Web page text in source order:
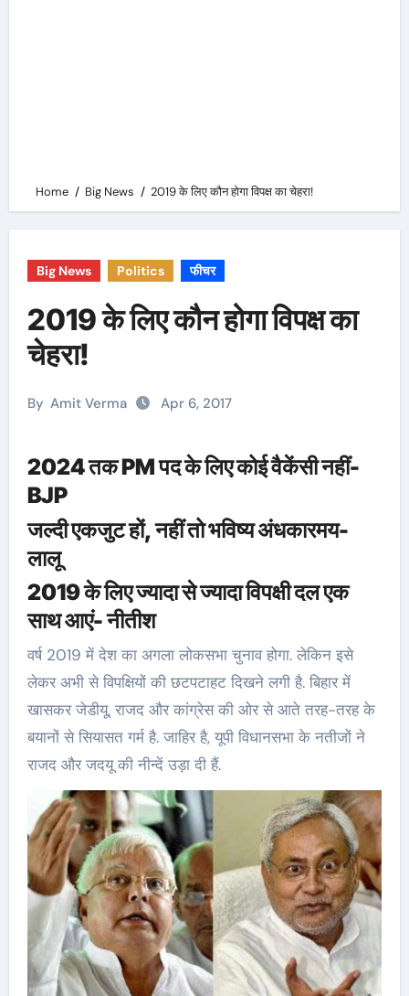
Home Big News 2019 के लिए कौन होगा विपक्ष का चेहरा!
Big News Politics फीचर
2019 के लिए कौन होगा विपक्ष का
चेहरा!
By Amit Verma Apr 6, 2017
2024 तक PM पद के लिए कोई वैकेंसी नहीं-
BJP
जल्दी एकजुट हों, नहीं तो भविष्य अंधकारमय-
लालू
2019 के लिए ज्यादा से ज्यादा विपक्षी दल एक
साथ आएं- नीतीश
वर्ष 2019 में देश का अगला लोकसभा चुनाव होगा. लेकिन इसे
लेकर अभी से विपक्षियों की छटपटाहट दिखने लगी है. बिहार में
खासकर जेडीयू, राजद और कांग्रेस की ओर से आते तरह-तरह के
बयानों से सियासत गर्म है. जाहिर है, यूपी विधानसभा के नतीजों ने
राजद और जदयू की नीन्दें उड़ा दी हैं.